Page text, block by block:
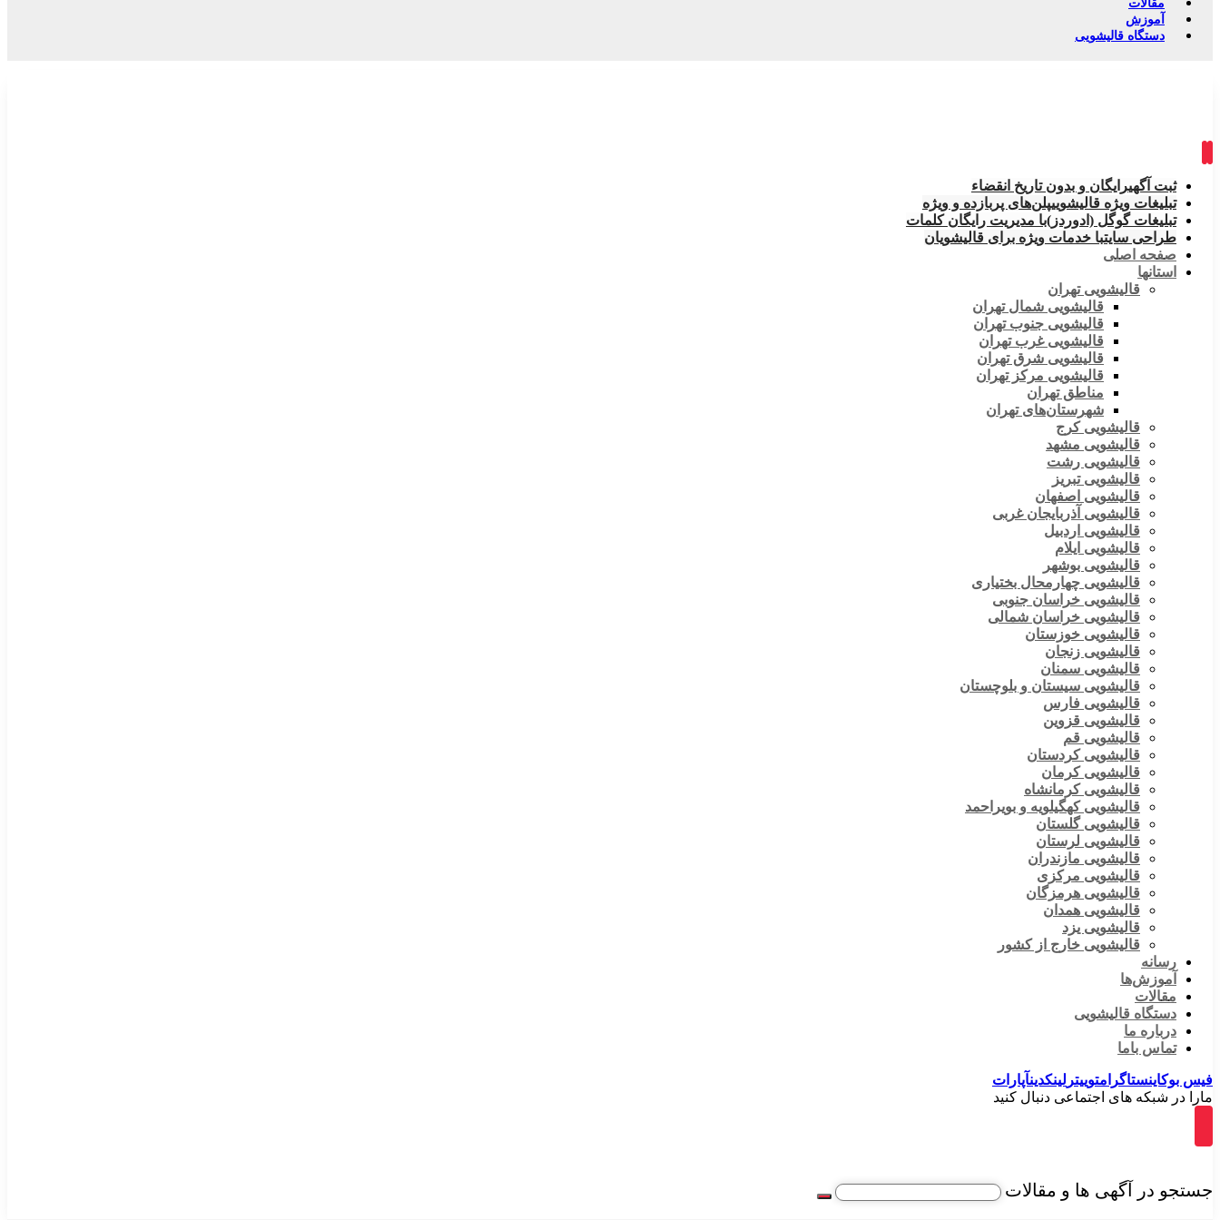
مقالات
آموزش
دستگاه قالیشویی
ثبت آگهیرایگان و بدون تاریخ انقضاء
تبلیغات ویژه قالیشوییپلن‌های پربازده و ویژه
تبلیغات گوگل (ادوردز)با مدیریت رایگان کلمات
طراحی سایتبا خدمات ویژه برای قالیشویان
صفحه اصلی
استانها
قالیشویی تهران
قالیشویی شمال تهران
قالیشویی جنوب تهران
قالیشویی غرب تهران
قالیشویی شرق تهران
قالیشویی مرکز تهران
مناطق تهران
شهرستان‌های تهران
قالیشویی کرج
قالیشویی مشهد
قالیشویی رشت
قالیشویی تبریز
قالیشویی اصفهان
قالیشویی آذربایجان غربی
قالیشویی اردبیل
قالیشویی ایلام
قالیشویی بوشهر
قالیشویی چهارمحال بختیاری
قالیشویی خراسان جنوبی
قالیشویی خراسان شمالی
قالیشویی خوزستان
قالیشویی زنجان
قالیشویی سمنان
قالیشویی سیستان و بلوچستان
قالیشویی فارس
قالیشویی قزوین
قالیشویی قم
قالیشویی کردستان
قالیشویی کرمان
قالیشویی کرمانشاه
قالیشویی کهگیلویه و بویراحمد
قالیشویی گلستان
قالیشویی لرستان
قالیشویی مازندران
قالیشویی مرکزی
قالیشویی هرمزگان
قالیشویی همدان
قالیشویی یزد
قالیشویی خارج از کشور
رسانه
آموزش‌ها
مقالات
دستگاه قالیشویی
درباره ما
تماس باما
فیس بوکاینستاگرامتوییتر لینکدینآپارات
مارا در شبکه های اجتماعی دنبال کنید
جستجو در آگهی ها و مقالات